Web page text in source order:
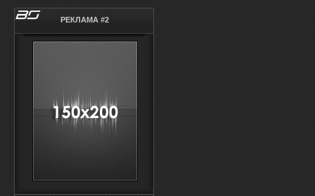
РЕКЛАМА #2